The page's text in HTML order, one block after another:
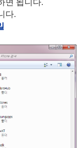
면 됩니다.
다.